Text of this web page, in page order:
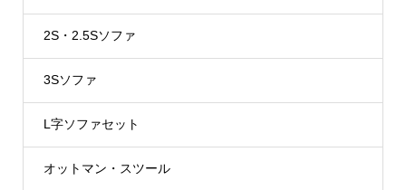
2S・2.5Sソファ
3Sソファ
L字ソファセット
オットマン・スツール